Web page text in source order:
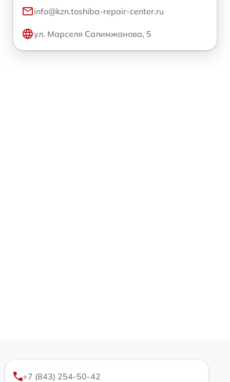
info@kzn.toshiba-repair-center.ru
ул. Марселя Салимжанова, 5
+7 (843) 254-50-42